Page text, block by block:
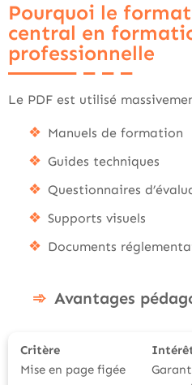
Pourquoi le
central en
professionnelle
Le PDF est utilisé
Manuels de formation
Guides techniques
Questionnaires
Supports visuels
Documents
Avantages
Critère
Mise en page figée